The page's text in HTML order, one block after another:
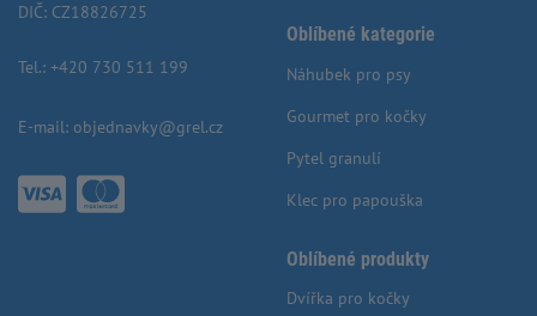
DIČ: CZ18826725
Tel.: +420 730 511 199
E-mail: objednavky@grel.cz
Oblíbené kategorie
Náhubek pro psy
Gourmet pro kočky
Pytel granulí
Klec pro papouška
Oblíbené produkty
Dvířka pro kočky